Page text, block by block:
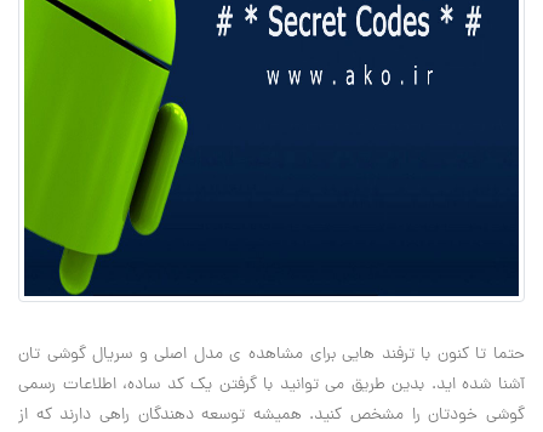
حتما تا کنون با ترفند هایی برای مشاهده یمدل اصلیو سریالگوشی تان
آشنا شده اید. بدین طریق می توانید با گرفتن یک کد ساده، اطلاعات رسمی
گوشی خودتان را مشخص کنید. همیشه توسعه دهندگان راهی دارند که از